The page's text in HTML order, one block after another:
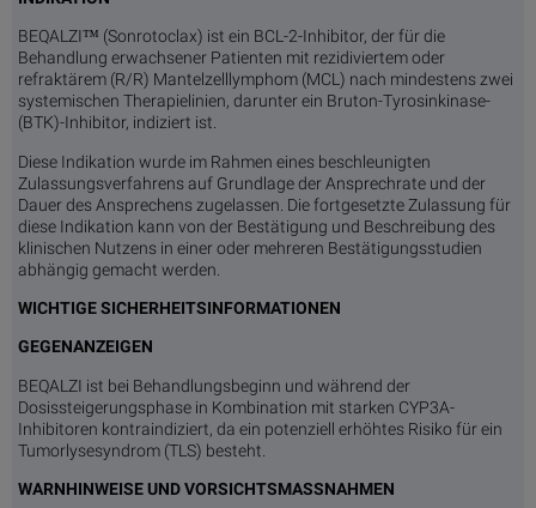
BEQALZI™ (Sonrotoclax) ist ein BCL-2-Inhibitor, der für die
Behandlung erwachsener Patienten mit rezidiviertem oder
refraktärem (R/R) Mantelzelllymphom (MCL) nach mindestens zwei
systemischen Therapielinien, darunter ein Bruton-Tyrosinkinase-
(BTK)-Inhibitor, indiziert ist.
Diese Indikation wurde im Rahmen eines beschleunigten
Zulassungsverfahrens auf Grundlage der Ansprechrate und der
Dauer des Ansprechens zugelassen. Die fortgesetzte Zulassung für
diese Indikation kann von der Bestätigung und Beschreibung des
klinischen Nutzens in einer oder mehreren Bestätigungsstudien
abhängig gemacht werden.
WICHTIGE SICHERHEITSINFORMATIONEN
GEGENANZEIGEN
BEQALZI ist bei Behandlungsbeginn und während der
Dosissteigerungsphase in Kombination mit starken CYP3A-
Inhibitoren kontraindiziert, da ein potenziell erhöhtes Risiko für ein
Tumorlysesyndrom (TLS) besteht.
WARNHINWEISE UND VORSICHTSMASSNAHMEN